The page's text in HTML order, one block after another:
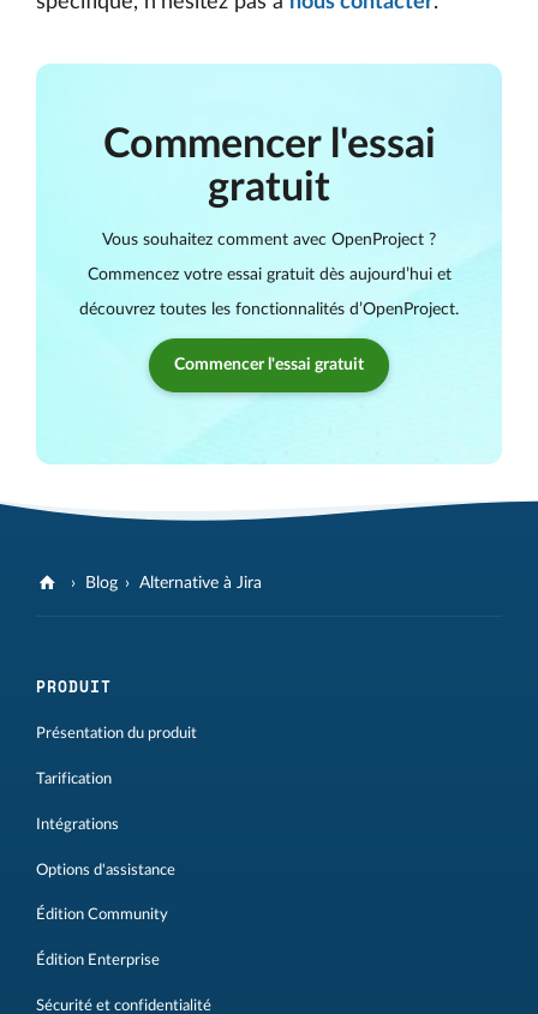
Commencer l'essai
gratuit
Vous souhaitez comment avec OpenProject ?
Commencez votre essai gratuit dès aujourd’hui et
découvrez toutes les fonctionnalités d’OpenProject.
Commencer l'essai gratuit
Blog Alternative à Jira
PRODUIT
Présentation du produit
Tarification
Intégrations
Options d'assistance
Édition Community
Édition Enterprise
Sécurité et confidentialité